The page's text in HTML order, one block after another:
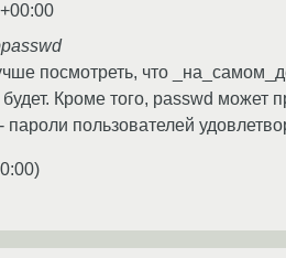
посмотреть, что
Кроме того, passwd
пользователей
)